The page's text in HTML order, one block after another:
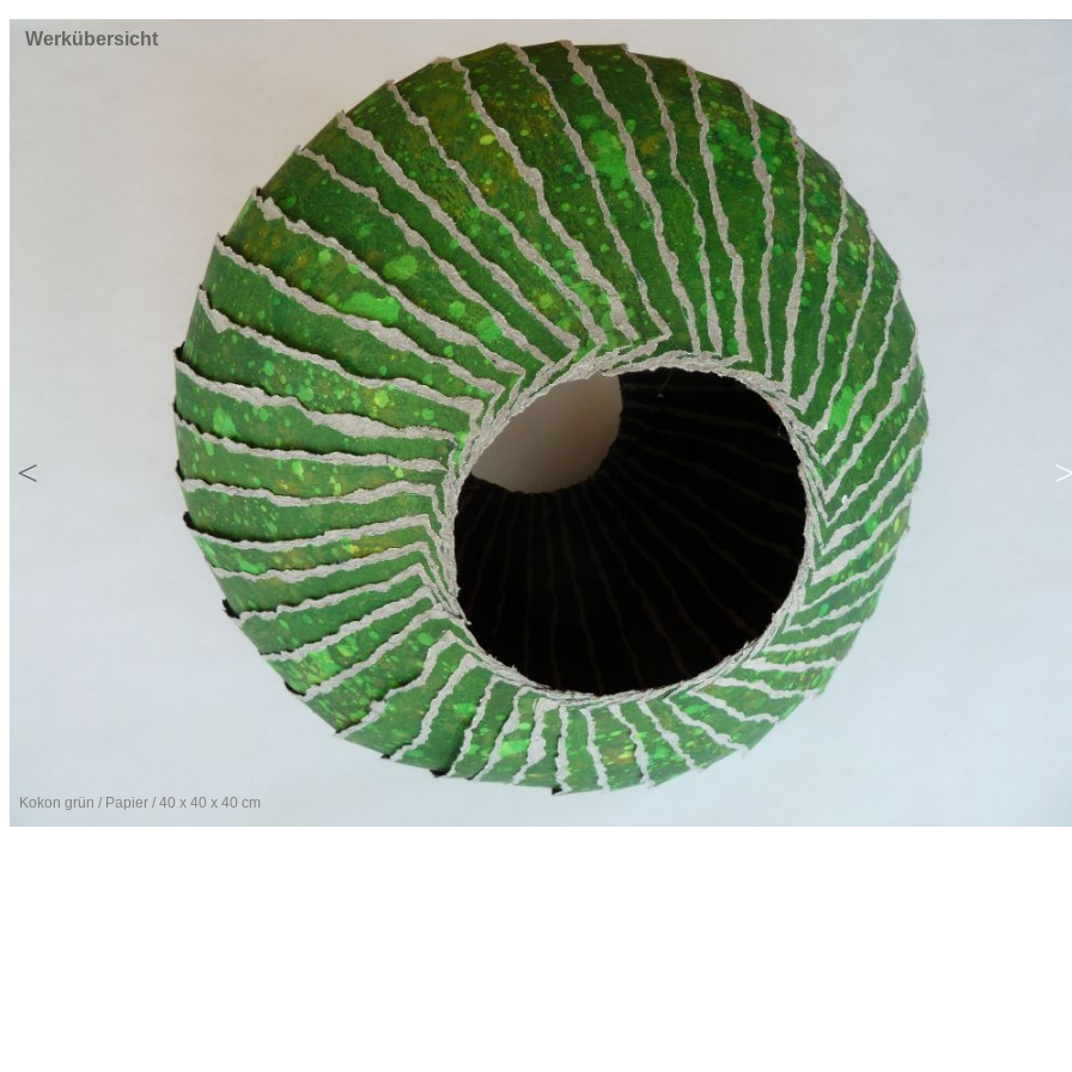
<
Werkübersicht
Kokon grün / Papier / 40 x 40 x 40 cm